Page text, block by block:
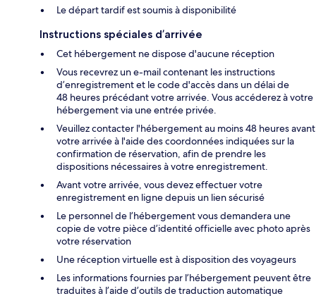
Le départ tardif est soumis à disponibilité
Instructions spéciales d’arrivée
Cet hébergement ne dispose d'aucune réception
Vous recevrez un e-mail contenant les instructions
d’enregistrement et le code d'accès dans un délai de
48 heures précédant votre arrivée. Vous accéderez à votre
hébergement via une entrée privée.
Veuillez contacter l'hébergement au moins 48 heures avant
votre arrivée à l'aide des coordonnées indiquées sur la
confirmation de réservation, afin de prendre les
dispositions nécessaires à votre enregistrement.
Avant votre arrivée, vous devez effectuer votre
enregistrement en ligne depuis un lien sécurisé
Le personnel de l’hébergement vous demandera une
copie de votre pièce d’identité officielle avec photo après
votre réservation
Une réception virtuelle est à disposition des voyageurs
Les informations fournies par l’hébergement peuvent être
traduites à l’aide d’outils de traduction automatique